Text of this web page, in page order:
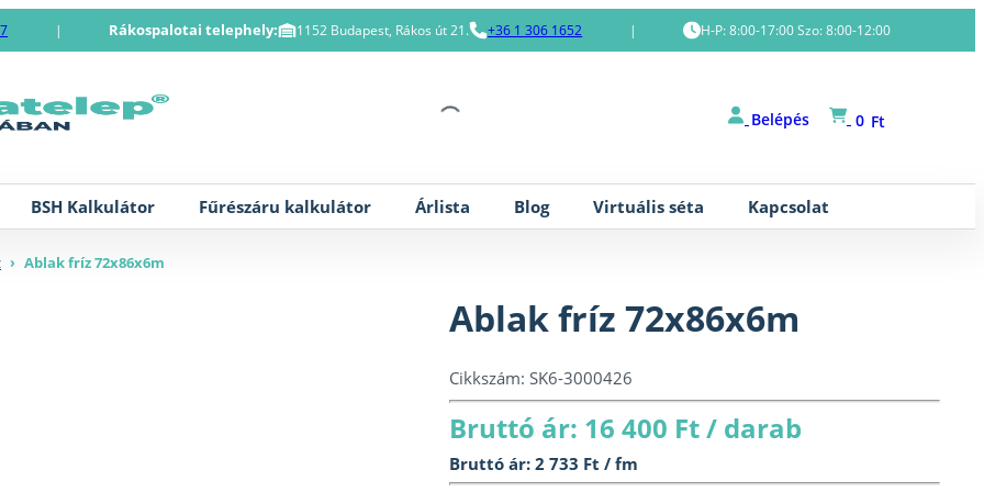
| Rákospalotai telephely: 1152 Budapest, Rákos út 21. +36 1 306 1652 | H-P: 8:00-17:00 Szo: 8:00-12:00
Belépés 0 Ft
BSH Kalkulátor Fűrészáru kalkulátor Árlista Blog Virtuális séta Kapcsolat
› Ablak fríz 72x86x6m
Ablak fríz 72x86x6m
Cikkszám: SK6-3000426
Bruttó ár: 16 400 Ft / darab
Bruttó ár: 2 733 Ft / fm